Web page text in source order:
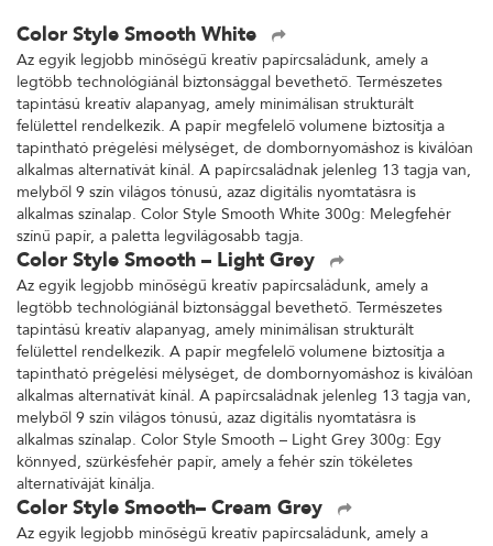
Color Style Smooth White
Az egyik legjobb minőségű kreatív papírcsaládunk, amely a
legtöbb technológiánál biztonsággal bevethető. Természetes
tapintású kreatív alapanyag, amely minimálisan strukturált
felülettel rendelkezik. A papír megfelelő volumene biztosítja a
tapintható prégelési mélységet, de dombornyomáshoz is kiválóan
alkalmas alternatívát kínál. A papírcsaládnak jelenleg 13 tagja van,
melyből 9 szín világos tónusú, azaz digitális nyomtatásra is
alkalmas színalap. Color Style Smooth White 300g: Melegfehér
színű papír, a paletta legvilágosabb tagja.
Color Style Smooth – Light Grey
Az egyik legjobb minőségű kreatív papírcsaládunk, amely a
legtöbb technológiánál biztonsággal bevethető. Természetes
tapintású kreatív alapanyag, amely minimálisan strukturált
felülettel rendelkezik. A papír megfelelő volumene biztosítja a
tapintható prégelési mélységet, de dombornyomáshoz is kiválóan
alkalmas alternatívát kínál. A papírcsaládnak jelenleg 13 tagja van,
melyből 9 szín világos tónusú, azaz digitális nyomtatásra is
alkalmas színalap. Color Style Smooth – Light Grey 300g: Egy
könnyed, szürkésfehér papír, amely a fehér szín tökéletes
alternatíváját kínálja.
Color Style Smooth– Cream Grey
Az egyik legjobb minőségű kreatív papírcsaládunk, amely a